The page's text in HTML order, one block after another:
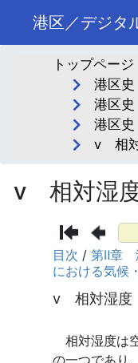
港区／デジ
トップページ
港区
港区
港区
ⅴ 相
ⅴ 相対湿